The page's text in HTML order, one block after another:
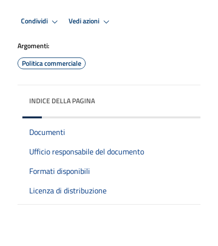
Condividi Vedi azioni
Argomenti:
Politica commerciale
INDICE DELLA PAGINA
Documenti
Ufficio responsabile del documento
Formati disponibili
Licenza di distribuzione